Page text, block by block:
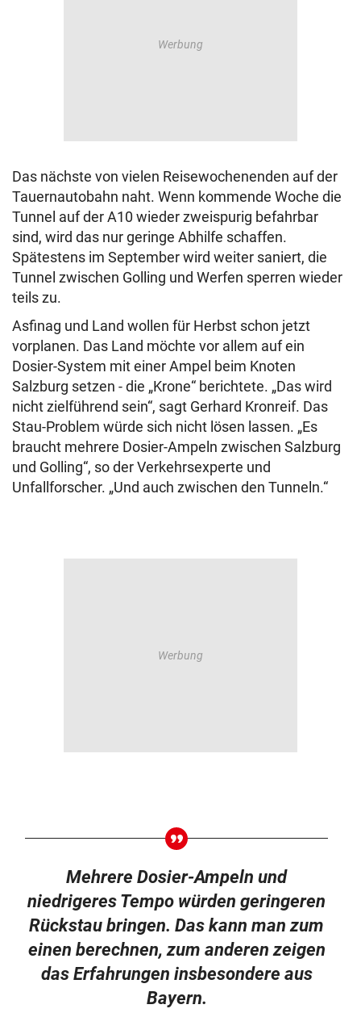
Das nächste von vielen Reisewochenenden auf der
Tauernautobahn naht. Wenn kommende Woche die
Tunnel auf der A10 wieder zweispurig befahrbar
sind, wird das nur geringe Abhilfe schaffen.
Spätestens im September wird weiter saniert, die
Tunnel zwischen Golling und Werfen sperren wieder
teils zu.
Asfinag und Land wollen für Herbst schon jetzt
vorplanen. Das Land möchte vor allem auf ein
Dosier-System mit einer Ampel beim Knoten
Salzburg setzen - die „Krone“ berichtete. „Das wird
nicht zielführend sein“, sagt Gerhard Kronreif. Das
Stau-Problem würde sich nicht lösen lassen. „Es
braucht mehrere Dosier-Ampeln zwischen Salzburg
und Golling“, so der Verkehrsexperte und
Unfallforscher. „Und auch zwischen den Tunneln.“
Mehrere Dosier-Ampeln und
niedrigeres Tempo würden geringeren
Rückstau bringen. Das kann man zum
einen berechnen, zum anderen zeigen
das Erfahrungen insbesondere aus
Bayern.